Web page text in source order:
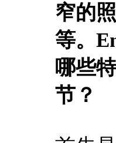
窄的
等。
哪些
节？